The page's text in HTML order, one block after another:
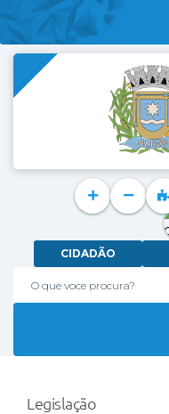
O que voce procura?
CIDADÃO
Legislação